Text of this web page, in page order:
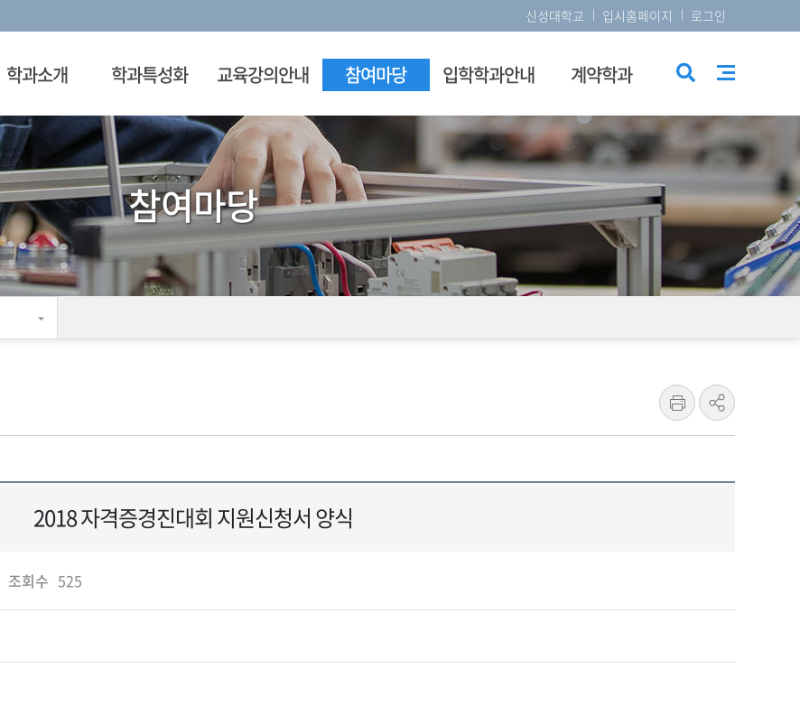
신성대학교 입시홈페이지 로그인
학과소개 학과특성화 교육강의안내 참여마당 입학학과안내 계약학과
참여마당
2018 자격증경진대회 지원신청서 양식
조회수 525